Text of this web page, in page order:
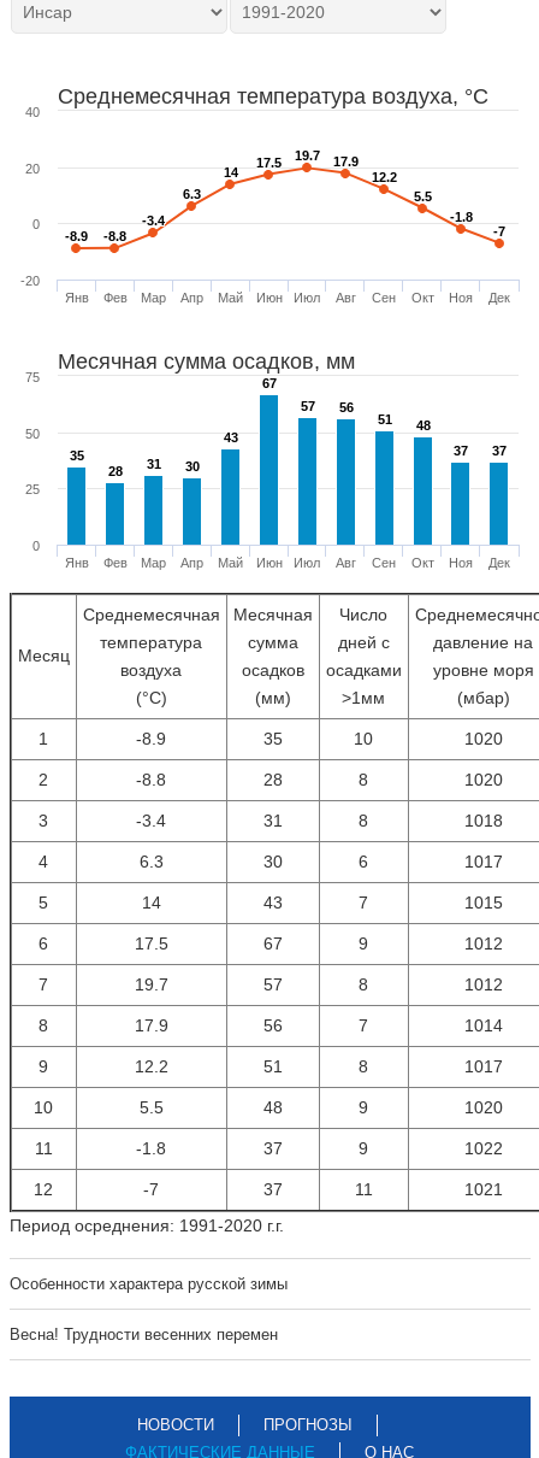
Среднемесячная температура воздуха, °C
-8.9
-8.9 -8.8
-8.8
-3.4
-3.4
6.3
6.3
14
14
17.5
17.5 19.7
19.7 17.9
17.9
12.2
12.2
5.5
5.5
-1.8
-1.8
-7
-7
Янв Фев Мар Апр Май Июн Июл Авг Сен Окт Ноя Дек
-20
0
20
40
Месячная сумма осадков, мм
35
35
28
28 31
31 30
30
43
43
67
67
57
57 56
56
51
51 48
48
37
37 37
37
Янв Фев Мар Апр Май Июн Июл Авг Сен Окт Ноя Дек
0
25
50
75
Месяц
Среднемесячная
температура
воздуха
(°С)
Месячная
сумма
осадков
(мм)
Число
дней с
осадками
>1мм
давление на
уровне моря
(мбар)
1 -8.9 35 10 1020
2 -8.8 28 8 1020
3 -3.4 31 8 1018
4 6.3 30 6 1017
5 14 43 7 1015
6 17.5 67 9 1012
7 19.7 57 8 1012
8 17.9 56 7 1014
9 12.2 51 8 1017
10 5.5 48 9 1020
11 -1.8 37 9 1022
12 -7 37 11
1021
Период осреднения: 1991-2020 г.г.
Особенности характера русской зимы
Весна! Трудности весенних перемен
НОВОСТИ
ПРОГНОЗЫ
ФАКТИЧЕСКИЕ ДАННЫЕ
О НАС